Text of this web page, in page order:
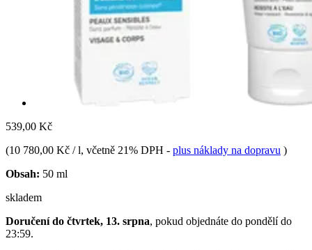
539,00 Kč
(10 780,00 Kč / l, včetně 21% DPH - plus náklady na dopravu )
Obsah: 50 ml
skladem
Doručení do čtvrtek, 13. srpna, pokud objednáte do pondělí do
23:59.